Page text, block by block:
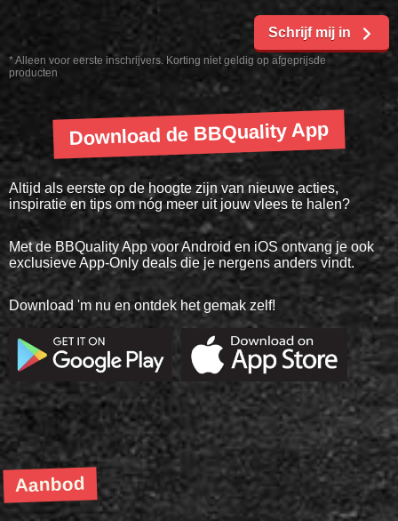
* Alleen voor eerste inschrijvers. Korting niet geldig op afgeprijsde
producten
Schrijf mij in
Download de BBQuality App
Altijd als eerste op de hoogte zijn van nieuwe acties,
inspiratie en tips om nóg meer uit jouw vlees te halen?
Met de BBQuality App voor Android en iOS ontvang je ook
exclusieve App-Only deals die je nergens anders vindt.
Download 'm nu en ontdek het gemak zelf!
Aanbod